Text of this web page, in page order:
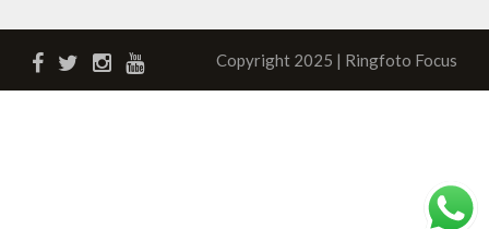
Copyright 2025 | Ringfoto Focus